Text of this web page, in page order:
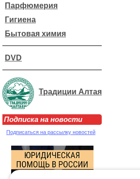
Парфюмерия
Гигиена
Бытовая химия
DVD
Традиции Алтая
Подписка на новости
Подписаться на рассылку новостей